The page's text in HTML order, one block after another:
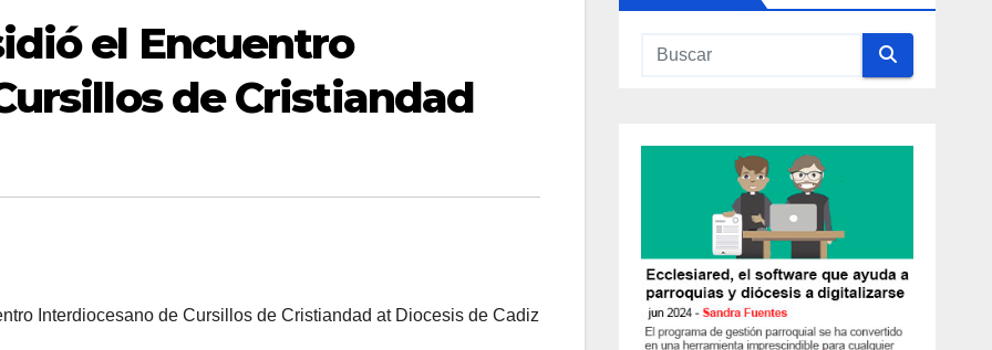
el Encuentro
de Cristiandad
Interdiocesano de Cursillos de Cristiandad at Diocesis de Cadiz